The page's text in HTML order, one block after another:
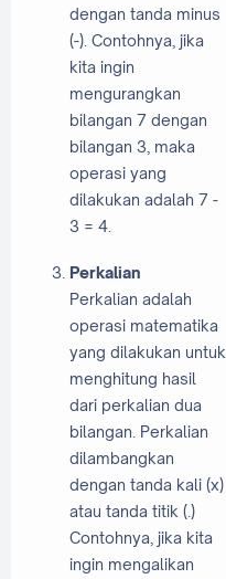
dengan tanda minus
(-). Contohnya, jika
kita ingin
mengurangkan
bilangan 7 dengan
bilangan 3, maka
operasi yang
dilakukan adalah 7 -
3 = 4.
Perkalian
Perkalian adalah
operasi matematika
yang dilakukan untuk
menghitung hasil
dari perkalian dua
bilangan. Perkalian
dilambangkan
dengan tanda kali (x)
atau tanda titik (.)
Contohnya, jika kita
ingin mengalikan